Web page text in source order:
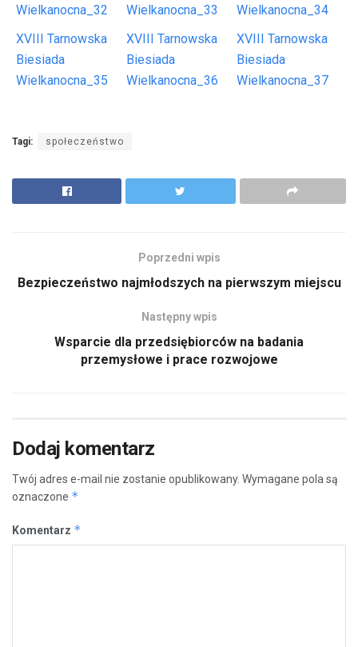
Wielkanocna_32
Wielkanocna_33
Wielkanocna_34
XVIII Tarnowska
Biesiada
Wielkanocna_35
XVIII Tarnowska
Biesiada
Wielkanocna_36
XVIII Tarnowska
Biesiada
Wielkanocna_37
Tagi: społeczeństwo
Poprzedni wpis
Bezpieczeństwo najmłodszych na pierwszym miejscu
Następny wpis
Wsparcie dla przedsiębiorców na badania
przemysłowe i prace rozwojowe
Dodaj komentarz
Twój adres e-mail nie zostanie opublikowany. Wymagane pola są
oznaczone *
Komentarz *